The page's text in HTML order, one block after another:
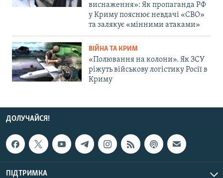
виснаження»: Як пропаганда РФ
у Криму пояснює невдачі «СВО»
та залякує «мінними атаками»
ВІЙНА ТА КРИМ
«Полювання на колони». Як ЗСУ
ріжуть військову логістику Росії в
Криму
ДОЛУЧАЙСЯ!
ПІДТРИМКА